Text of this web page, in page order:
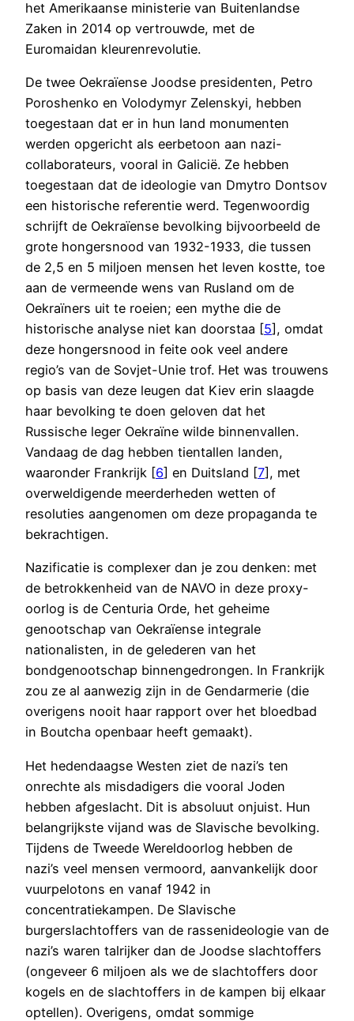
het Amerikaanse ministerie van Buitenlandse
Zaken in 2014 op vertrouwde, met de
Euromaidan kleurenrevolutie.
De twee Oekraïense Joodse presidenten, Petro
Poroshenko en Volodymyr Zelenskyi, hebben
toegestaan dat er in hun land monumenten
werden opgericht als eerbetoon aan nazi-
collaborateurs, vooral in Galicië. Ze hebben
toegestaan dat de ideologie van Dmytro Dontsov
een historische referentie werd. Tegenwoordig
schrijft de Oekraïense bevolking bijvoorbeeld de
grote hongersnood van 1932-1933, die tussen
de 2,5 en 5 miljoen mensen het leven kostte, toe
aan de vermeende wens van Rusland om de
Oekraïners uit te roeien; een mythe die de
historische analyse niet kan doorstaa [5], omdat
deze hongersnood in feite ook veel andere
regio’s van de Sovjet-Unie trof. Het was trouwens
op basis van deze leugen dat Kiev erin slaagde
haar bevolking te doen geloven dat het
Russische leger Oekraïne wilde binnenvallen.
Vandaag de dag hebben tientallen landen,
waaronder Frankrijk [6] en Duitsland [7], met
overweldigende meerderheden wetten of
resoluties aangenomen om deze propaganda te
bekrachtigen.
Nazificatie is complexer dan je zou denken: met
de betrokkenheid van de NAVO in deze proxy-
oorlog is de Centuria Orde, het geheime
genootschap van Oekraïense integrale
nationalisten, in de gelederen van het
bondgenootschap binnengedrongen. In Frankrijk
zou ze al aanwezig zijn in de Gendarmerie (die
overigens nooit haar rapport over het bloedbad
in Boutcha openbaar heeft gemaakt).
Het hedendaagse Westen ziet de nazi’s ten
onrechte als misdadigers die vooral Joden
hebben afgeslacht. Dit is absoluut onjuist. Hun
belangrijkste vijand was de Slavische bevolking.
Tijdens de Tweede Wereldoorlog hebben de
nazi’s veel mensen vermoord, aanvankelijk door
vuurpelotons en vanaf 1942 in
concentratiekampen. De Slavische
burgerslachtoffers van de rassenideologie van de
nazi’s waren talrijker dan de Joodse slachtoffers
(ongeveer 6 miljoen als we de slachtoffers door
kogels en de slachtoffers in de kampen bij elkaar
optellen). Overigens, omdat sommige